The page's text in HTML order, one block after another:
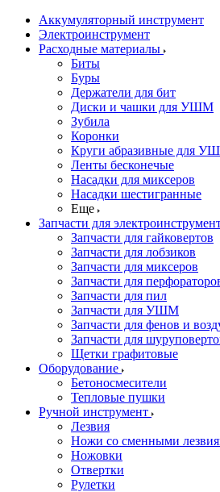
Аккумуляторный инструмент
Электроинструмент
Расходные материалы
Биты
Буры
Держатели для бит
Диски и чашки для УШМ
Зубила
Коронки
Круги абразивные для
Ленты бесконечые
Насадки для миксеров
Насадки шестигранные
Еще
Запчасти для
Запчасти для гайковертов
Запчасти для лобзиков
Запчасти для миксеров
Запчасти для
Запчасти для пил
Запчасти для УШМ
Запчасти для фенов и
Запчасти для
Щетки графитовые
Оборудование
Бетоносмесители
Тепловые пушки
Ручной инструмент
Лезвия
Ножи со сменными
Ножовки
Отвертки
Рулетки